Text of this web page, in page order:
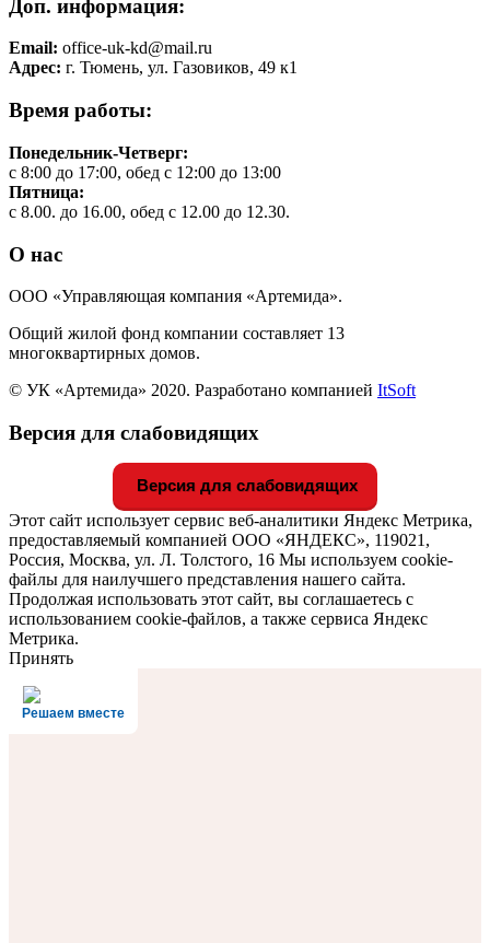
Доп. информация:
Email: office-uk-kd@mail.ru
Адрес: г. Тюмень, ул. Газовиков, 49 к1
Время работы:
Понедельник-Четверг:
с 8:00 до 17:00, обед с 12:00 до 13:00
Пятница:
с 8.00. до 16.00, обед с 12.00 до 12.30.
О нас
ООО «Управляющая компания «Артемида».
Общий жилой фонд компании составляет 13
многоквартирных домов.
© УК «Артемида» 2020. Разработано компанией ItSoft
Версия для слабовидящих
Версия для слабовидящих
Этот сайт использует сервис веб-аналитики Яндекс Метрика,
предоставляемый компанией ООО «ЯНДЕКС», 119021,
Россия, Москва, ул. Л. Толстого, 16 Мы используем cookie-
файлы для наилучшего представления нашего сайта.
Продолжая использовать этот сайт, вы соглашаетесь с
использованием cookie-файлов, а также сервиса Яндекс
Метрика.
Принять
Решаем вместе